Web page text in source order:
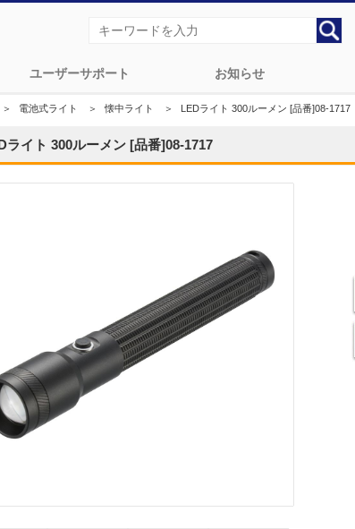
ユーザーサポート お知らせ
電池式ライト ＞ 懐中ライト ＞ LEDライト 300ルーメン [品番]08-1717
ライト 300ルーメン [品番]08-1717